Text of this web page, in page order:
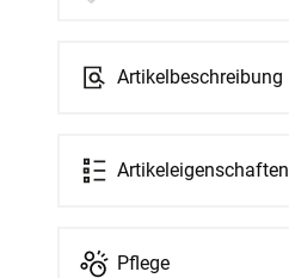
Artikelbeschreibung
Artikeleigenschaften
Pflege